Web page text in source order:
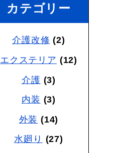
カテゴリー
介護改修 (2)
エクステリア (12)
介護 (3)
内装 (3)
外装 (14)
水廻り (27)